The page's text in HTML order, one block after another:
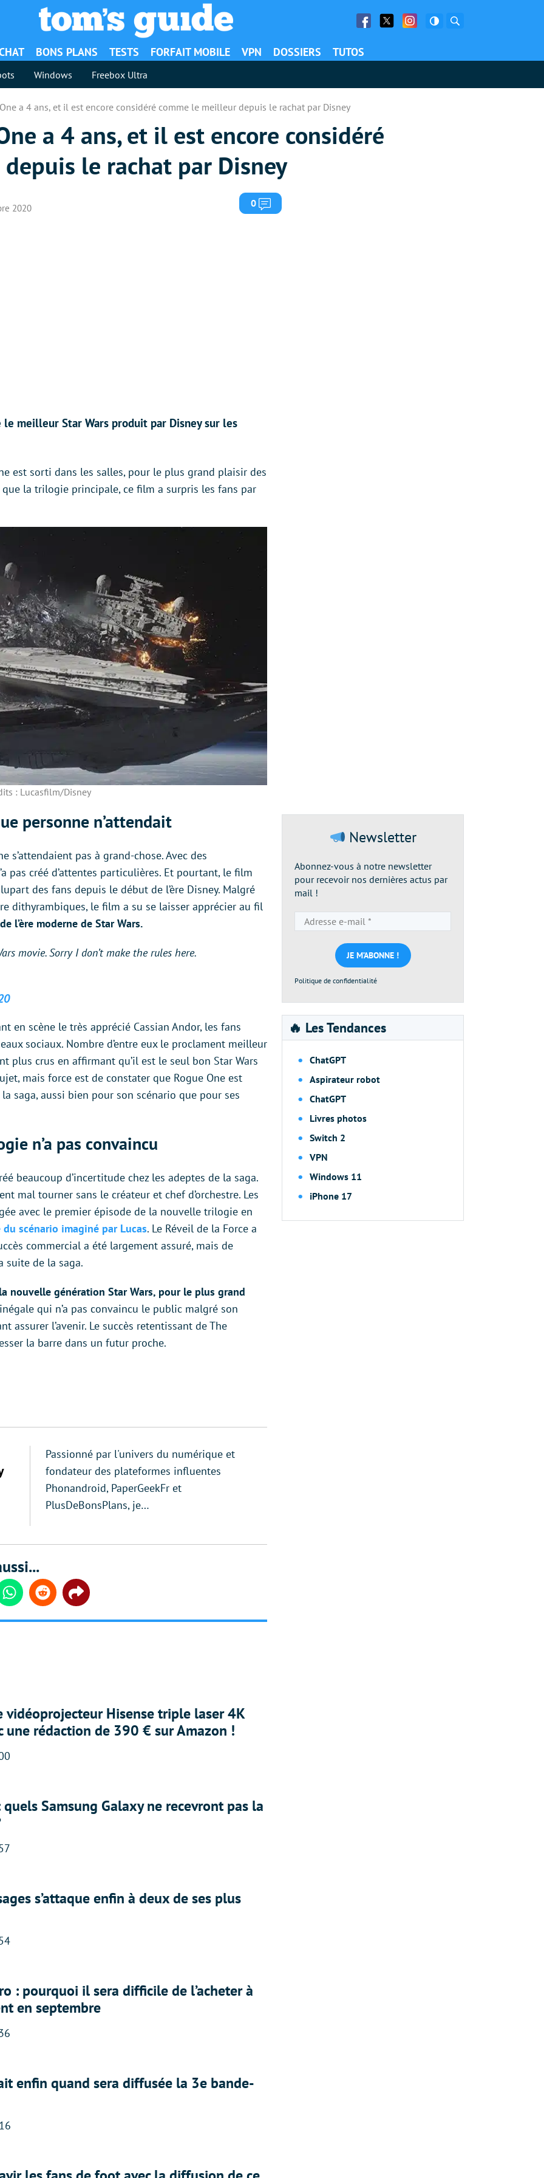
Facebook
Twitter Facebook
BONS PLANS TESTS FORFAIT MOBILE VPN DOSSIERS TUTOS
Windows Freebox Ultra
a 4 ans, et il est encore considéré comme le meilleur depuis le rachat par Disney
a 4 ans, et il est encore considéré
le rachat par Disney
2020 0 Commentaires
le meilleur Star Wars produit par Disney sur les
est sorti dans les salles, pour le plus grand plaisir des
la trilogie principale, ce film a surpris les fans par
: Lucasfilm/Disney
personne n’attendait
s’attendaient pas à grand-chose. Avec des
pas créé d’attentes particulières. Et pourtant, le film
des fans depuis le début de l’ère Disney. Malgré
dithyrambiques, le film a su se laisser apprécier au fil
l’ère moderne de Star Wars.
movie. Sorry I don’t make the rules here.
en scène le très apprécié Cassian Andor, les fans
sociaux. Nombre d’entre eux le proclament meilleur
plus crus en affirmant qu’il est le seul bon Star Wars
mais force est de constater que Rogue One est
saga, aussi bien pour son scénario que pour ses
n’a pas convaincu
beaucoup d’incertitude chez les adeptes de la saga.
mal tourner sans le créateur et chef d’orchestre. Les
avec le premier épisode de la nouvelle trilogie en
du scénario imaginé par Lucas. Le Réveil de la Force a
commercial a été largement assuré, mais de
suite de la saga.
nouvelle génération Star Wars, pour le plus grand
qui n’a pas convaincu le public malgré son
assurer l’avenir. Le succès retentissant de The
la barre dans un futur proche.
Passionné par l'univers du numérique et
fondateur des plateformes influentes
Phonandroid, PaperGeekFr et
PlusDeBonsPlans, je…
WhatsappReddit Share
vidéoprojecteur Hisense triple laser 4K
une rédaction de 390 € sur Amazon !
Samsung Galaxy ne recevront pas la
s’attaque enfin à deux de ses plus
: pourquoi il sera difficile de l’acheter à
en septembre
enfin quand sera diffusée la 3e bande-
Newsletter
Abonnez-vous à notre newsletter
pour recevoir nos dernières actus par
mail !
e-
mail
*
Politique de confidentialité
🔥 Les Tendances
ChatGPT
Aspirateur robot
ChatGPT
Livres photos
Switch 2
VPN
Windows 11
iPhone 17